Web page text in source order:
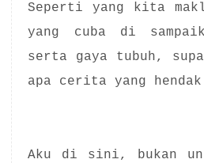
Seperti yang kita
yang cuba di
serta gaya tubuh,
apa cerita yang
Aku di sini, bukan